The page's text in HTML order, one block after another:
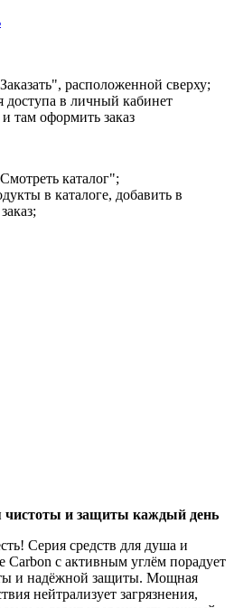
расположенной сверху;
доступа в личный кабинет
там оформить заказ
каталог";
в каталоге, добавить в
чистоты и защиты каждый день
Серия средств для душа и
Carbon с активным углём порадует
и надёжной защиты. Мощная
нейтрализует загрязнения,